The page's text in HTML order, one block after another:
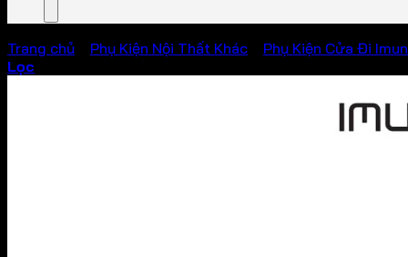
Trang chủ Phụ Kiện Nội Thất Khác Phụ Kiện Cửa Đi
Lọc